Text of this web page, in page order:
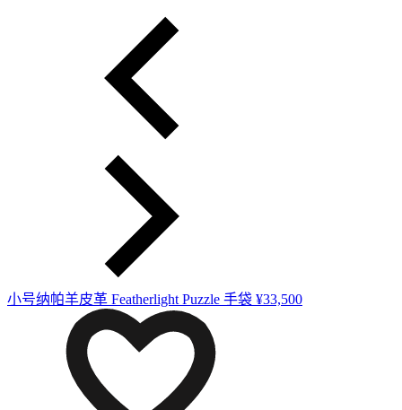
小号纳帕羊皮革 Featherlight Puzzle 手袋 ¥33,500